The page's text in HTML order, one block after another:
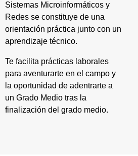
Sistemas Microinformáticos y
Redes se constituye de una
orientación práctica junto con un
aprendizaje técnico.
Te facilita prácticas laborales
para aventurarte en el campo y
la oportunidad de adentrarte a
un Grado Medio tras la
finalización del grado medio.